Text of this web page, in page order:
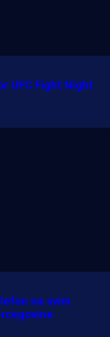
UFC Fight Night
na svim